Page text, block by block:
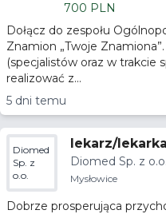
700 PLN
Dołącz do zespołu
Znamion „Twoje
(specjalistów oraz w trakcie
realizować z...
5 dni temu
Diomed
Sp. z
o.o.
lekarz/
Diomed Sp. z o.o.
Mysłowice
Dobrze prosperująca